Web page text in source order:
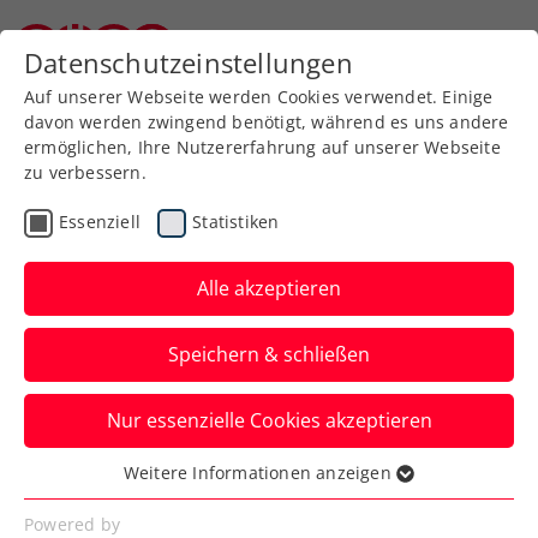
Zurück zur Newsübersicht
ATP
Wimbledon: Erler
schrammt an
Viertelfinalpremiere
vorbei
Österreichs Nummer eins im Doppel
unterliegt im Achtelfinale knapp mit 5:7
im dritten Satz.
Datenschutzeinstellungen
Auf unserer Webseite werden Cookies verwendet. Einige
davon werden zwingend benötigt, während es uns andere
ermöglichen, Ihre Nutzererfahrung auf unserer Webseite
zu verbessern.
Essenziell Statistiken
Alle akzeptieren
Speichern & schließen
Nur essenzielle Cookies akzeptieren
Essenziell
Essenzielle Cookies werden für grundlegende
Weitere Informationen anzeigen
Powered by